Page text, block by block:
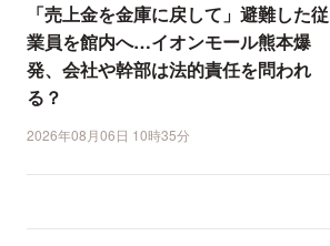
「売上金を金庫に戻して」避難した従
業員を館内へ…イオンモール熊本爆
発、会社や幹部は法的責任を問われ
る？
2026年08月06日 10時35分